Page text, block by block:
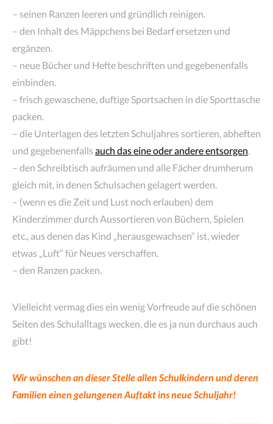
– seinen Ranzen leeren und gründlich reinigen.
– den Inhalt des Mäppchens bei Bedarf ersetzen und
ergänzen.
– neue Bücher und Hefte beschriften und gegebenenfalls
einbinden.
– frisch gewaschene, duftige Sportsachen in die Sporttasche
packen.
– die Unterlagen des letzten Schuljahres sortieren, abheften
und gegebenenfalls auch das eine oder andere entsorgen.
– den Schreibtisch aufräumen und alle Fächer drumherum
gleich mit, in denen Schulsachen gelagert werden.
– (wenn es die Zeit und Lust noch erlauben) dem
Kinderzimmer durch Aussortieren von Büchern, Spielen
etc., aus denen das Kind „herausgewachsen“ ist, wieder
etwas „Luft“ für Neues verschaffen.
– den Ranzen packen.
Vielleicht vermag dies ein wenig Vorfreude auf die schönen
Seiten des Schulalltags wecken, die es ja nun durchaus auch
gibt!
Wir wünschen an dieser Stelle allen Schulkindern und deren
Familien einen gelungenen Auftakt ins neue Schuljahr!